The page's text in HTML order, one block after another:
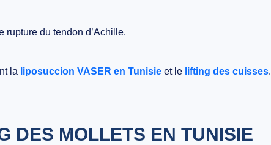
rupture du tendon d’Achille.
la liposuccion VASER en Tunisie et le lifting des cuisses.
DES MOLLETS EN TUNISIE